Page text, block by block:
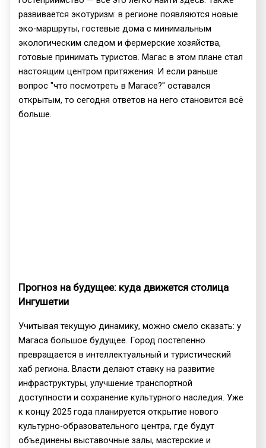
развивается экотуризм: в регионе появляются новые
эко-маршруты, гостевые дома с минимальным
экологическим следом и фермерские хозяйства,
готовые принимать туристов. Магас в этом плане стал
настоящим центром притяжения. И если раньше
вопрос "что посмотреть в Магасе?" оставался
открытым, то сегодня ответов на него становится всё
больше.
Прогноз на будущее: куда движется столица
Ингушетии
Учитывая текущую динамику, можно смело сказать: у
Магаса большое будущее. Город постепенно
превращается в интеллектуальный и туристический
хаб региона. Власти делают ставку на развитие
инфраструктуры, улучшение транспортной
доступности и сохранение культурного наследия. Уже
к концу 2025 года планируется открытие нового
культурно-образовательного центра, где будут
объединены выставочные залы, мастерские и